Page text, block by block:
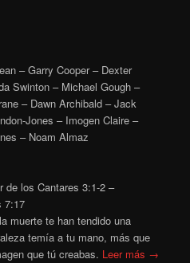
– Garry Cooper – Dexter
Swinton – Michael Gough –
– Dawn Archibald – Jack
Jones – Imogen Claire –
– Noam Almaz
de los Cantares 3:1-2 –
7:17
muerte te han tendido una
temía a tu mano, más que
que tú creabas. Leer más →